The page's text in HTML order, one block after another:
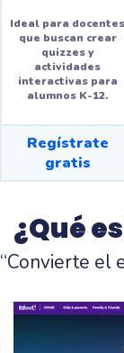
Ideal para docentes
que buscan crear
quizzes y
actividades
interactivas para
alumnos K-12.
Regístrate
gratis
¿Qué
“Convierte el